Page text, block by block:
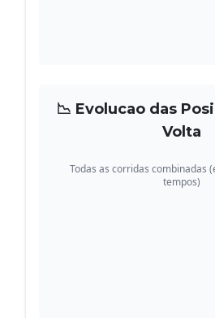
📉 Evolucao das
Volta
Todas as corridas combinadas
tempos)